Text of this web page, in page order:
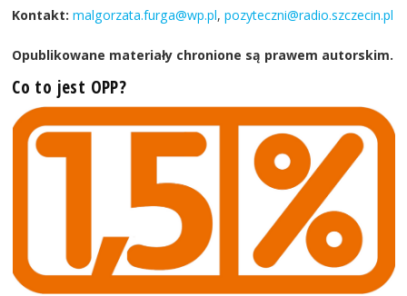
Kontakt: malgorzata.furga@wp.pl,pozyteczni@radio.szczecin.pl
Opublikowane materiały chronione są prawem autorskim.
Co to jest OPP?